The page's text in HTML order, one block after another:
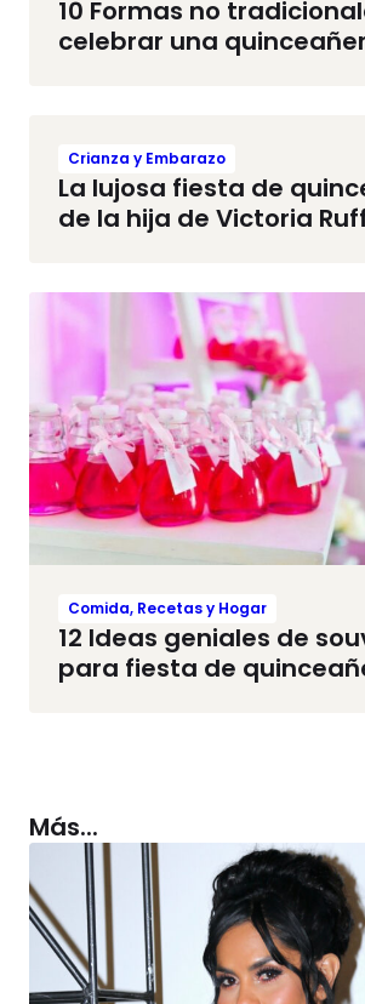
10 Formas no
celebrar una
Crianza y Embarazo
La lujosa fiesta de
de la hija de Victoria
Comida, Recetas y Hogar
12 Ideas geniales de
para fiesta de
Más...